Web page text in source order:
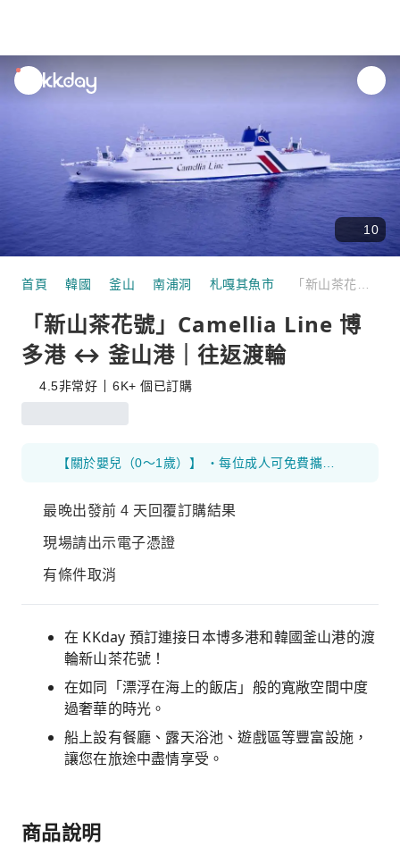
unread
notifications
10
首頁 韓國 釜山 南浦洞 札嘎其魚市
「新山茶花號」Camellia Line 博
多港 ↔ 釜山港｜往返渡輪
4.5非常好 6K+ 個已訂購
最晚出發前 4 天回覆訂購結果
現場請出示電子憑證
有條件取消
在 KKday 預訂連接日本博多港和韓國釜山港的渡
輪新山茶花號！
在如同「漂浮在海上的飯店」般的寬敞空間中度
過奢華的時光。
船上設有餐廳、露天浴池、遊戲區等豐富設施，
讓您在旅途中盡情享受。
商品說明